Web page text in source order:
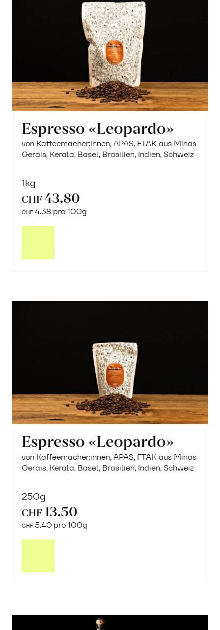
Espresso «Leopardo»
von Kaffeemacher:innen, APAS, FTAK aus Minas
Gerais, Kerala, Basel, Brasilien, Indien, Schweiz
1kg
CHF 43.80
CHF 4.38 pro 100g
Espresso «Leopardo»
von Kaffeemacher:innen, APAS, FTAK aus Minas
Gerais, Kerala, Basel, Brasilien, Indien, Schweiz
250g
CHF 13.50
CHF 5.40 pro 100g